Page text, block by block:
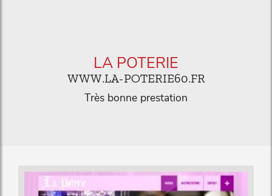
LA POTERIE
WWW.LA-POTERIE60.FR
Très bonne prestation